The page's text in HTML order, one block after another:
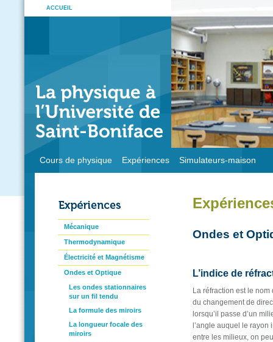
ACCUEIL
Cours de physique Expériences Simulateurs-maison
Ondes et
L’indice de
La réfraction est le
du changement de
lorsqu’il passe d’un
l’angle auquel le rayon
entre les milieux, on
Mécanique
Thermodynamique
Électricité et Magnétisme
Ondes et Optique
Les ondes stationnaires
sur un fil tendu
La formule des miroirs
La longueur focale des
miroirs